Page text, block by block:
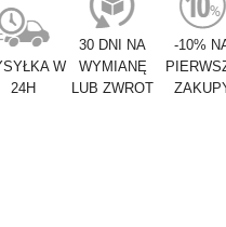
W
24H
30 DNI NA
WYMIANĘ
LUB ZWROT
-10%